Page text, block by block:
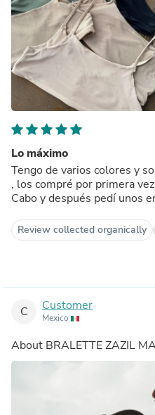
Lo máximo
Tengo de varios colores y
, los compré por primera
Cabo y después pedí unos
Review collected organically
C Customer
Mexico
About BRALETTE ZAZIL